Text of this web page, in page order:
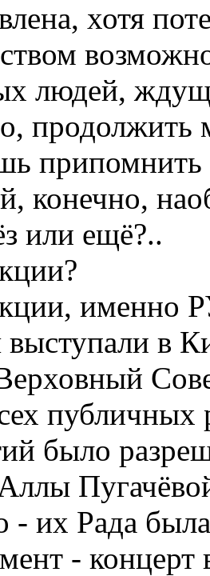
хотя
людей,
продолжить
припомнить
конечно,
или ещё?..
в
было
- их Рада
- концерт